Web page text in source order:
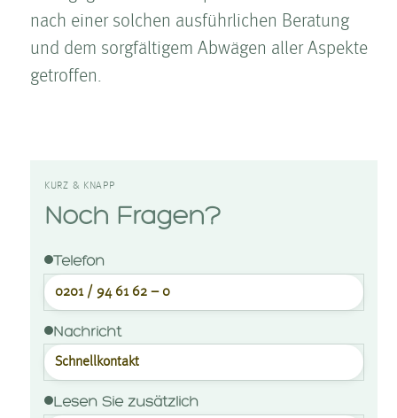
nach einer solchen ausführlichen Beratung
und dem sorgfältigem Abwägen aller Aspekte
getroffen.
KURZ & KNAPP
Noch Fragen?
Telefon
0201 / 94 61 62 – 0
Nachricht
Schnellkontakt
Lesen Sie zusätzlich